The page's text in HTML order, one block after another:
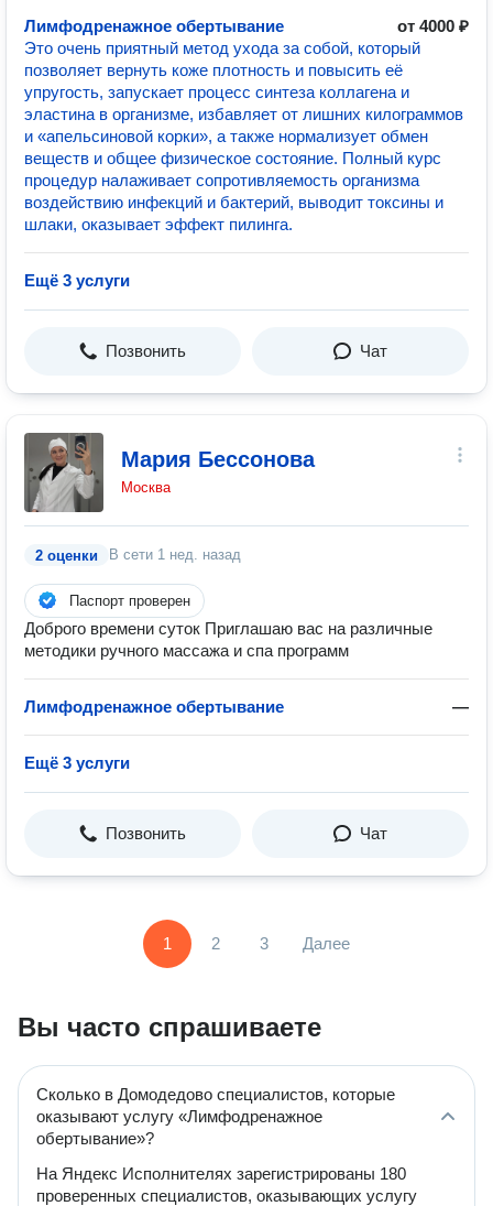
Лимфодренажное обертывание
от 4000 ₽
Это очень приятный метод ухода за собой, который
позволяет вернуть коже плотность и повысить её
упругость, запускает процесс синтеза коллагена и
эластина в организме, избавляет от лишних килограммов
и «апельсиновой корки», а также нормализует обмен
веществ и общее физическое состояние. Полный курс
процедур налаживает сопротивляемость организма
воздействию инфекций и бактерий, выводит токсины и
шлаки, оказывает эффект пилинга.
Ещё 3 услуги
Позвонить Чат
Мария Бессонова
Москва
2 оценки В сети 1 нед. назад
Паспорт проверен
Доброго времени суток Приглашаю вас на различные
методики ручного массажа и спа программ
Лимфодренажное обертывание —
Ещё 3 услуги
Позвонить Чат
1 2 3 Далее
Вы часто спрашиваете
Сколько в Домодедово специалистов, которые
оказывают услугу «Лимфодренажное
обертывание»?
На Яндекс Исполнителях зарегистрированы 180
проверенных специалистов, оказывающих услугу